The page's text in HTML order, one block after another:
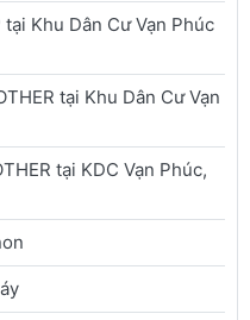
Khu Dân Cư Vạn Phúc
tại Khu Dân Cư Vạn
tại KDC Vạn Phúc,